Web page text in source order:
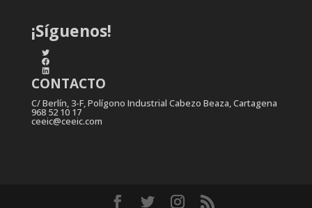
¡Síguenos!
Twitter
Facebook
LinkedIn
CONTACTO
C/ Berlín, 3-F, Polígono Industrial Cabezo Beaza, Cartagena
968 52 10 17
ceeic@ceeic.com